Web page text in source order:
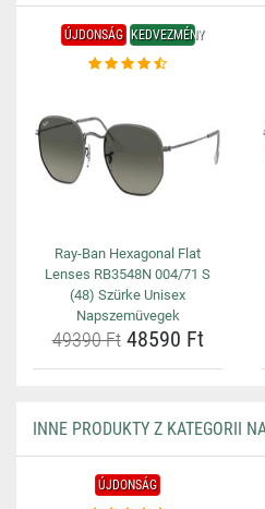
ÚJDONSÁG KEDVEZMÉNY
Ray-Ban Hexagonal Flat
Lenses RB3548N 004/71 S
(48) Szürke Unisex
Napszemüvegek
49390 Ft48590 Ft
INNE PRODUKTY Z KATEGORII
ÚJDONSÁG